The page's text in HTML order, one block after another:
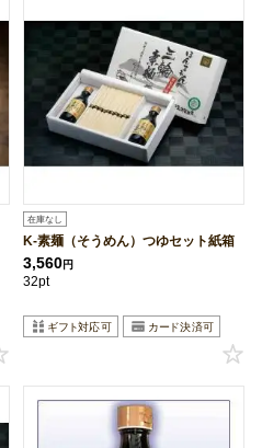
在庫なし
K-素麺（そうめん）つゆセット紙箱
3,560円
32pt